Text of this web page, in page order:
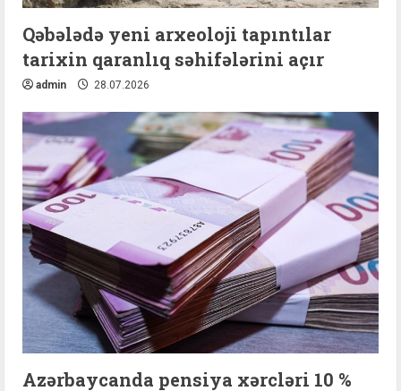
Qəbələdə yeni arxeoloji tapıntılar
tarixin qaranlıq səhifələrini açır
admin 28.07.2026
Azərbaycanda pensiya xərcləri 10 %